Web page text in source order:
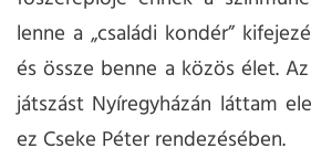
lenne a „családi kondér”
és össze benne a közös élet.
játszást Nyíregyházán láttam
ez Cseke Péter rendezésében.